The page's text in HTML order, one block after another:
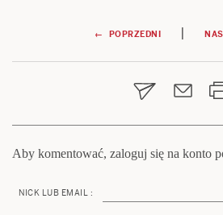
Nawigacja
wpisu
← POPRZEDNI |
Aby komentować, zaloguj się na konto
NICK LUB EMAIL :